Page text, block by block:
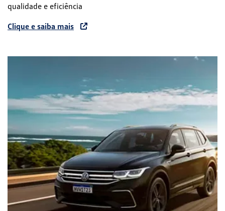
qualidade e eficiência
Clique e saiba mais